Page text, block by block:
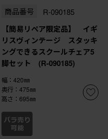
商品番号 R-090185
【簡易リペア限定品】 イギ
リスヴィンテージ スタッキ
ングできるスクールチェア5
脚セット (R-090185)
幅：420㎜
奥行：475㎜
高さ：695㎜